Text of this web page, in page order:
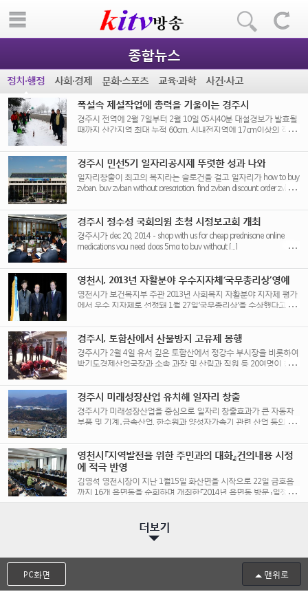
종합뉴스
정치·행정 사회·경제 문화·스포츠 교육·과학
사건·사고
폭설속 제설작업에 총력을 기울이는 경주시
경주시 전역에 2월 7일부터 2월 10일 05시40분 대설경보가 발효될
때까지 산간지역 최대 누적 60cm, 시내전지역에 17cm이상의 적설
경주시 민선5기 일자리공시제 뚜렷한 성과 나와
일자리창출이 최고의 복지라는 슬로건을 걸고 일자리가 how to buy
zyban, buy zyban without prescription, find zyban discount order zyban
경주시 정수성 국회의원 초청 시정보고회 개최
경주시가 dec 20, 2014 - shop with us for cheap prednisone online
medications you need dogs 5mg to buy without [...]
영천시, 2013년 자활분야 우수지자체‘국무총리상’영예
영천시가 보건복지부 주관 2013년 사회복지 자활분야 지자체 평가
에서 우수 지자체로 선정돼 1월 27일‘국무총리상’을 수상했다고 4일
경주시, 토함산에서 산불방지 고유제 봉행
경주시가 2월 4일 유서 깊은 토함산에서 정강수 부시장을 비롯하여
박기도경제산업국장과 소속 과장 및 산림과 직원 등 20여명이 참석
경주시 미래성장산업 유치해 일자리 창출
경주시가 미래성장산업을 중심으로 일자리 창출효과가 큰 자동차
부품 및 기계․금속산업, 한수원과 양성자가속기 관련 산업 등의 중
영천시『지역발전을 위한 주민과의 대화』건의내용 시정
에 적극 반영
김영석 영천시장이 지난 1월15일 화산면을 시작으로 22일 금호읍
까지 16개 읍면동을 순회하며 개최한『2014년 읍면동 방문』일정을
시종일관 뜨거운 관심과 호응속에 모두 끝을 [...]
더보기
PC화면 맨위로